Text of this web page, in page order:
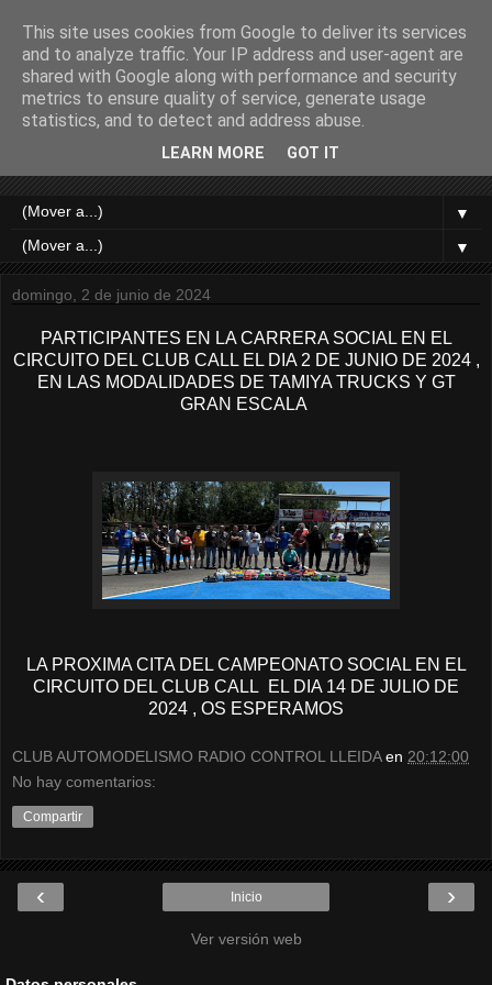
CLUB AUTOMODELISMO
RADIO CONTROL DE
▼
▼
domingo, 2 de junio de 2024
PARTICIPANTES EN LA CARRERA SOCIAL EN EL
CIRCUITO DEL CLUB CALL EL DIA 2 DE JUNIO DE 2024 ,
EN LAS MODALIDADES DE TAMIYA TRUCKS Y GT
GRAN ESCALA
LA PROXIMA CITA DEL CAMPEONATO SOCIAL EN EL
CIRCUITO DEL CLUB CALL EL DIA 14 DE JULIO DE
2024 , OS ESPERAMOS
CLUB AUTOMODELISMO RADIO CONTROL LLEIDA en 20:12:00
No hay comentarios:
Compartir
‹ ›
Inicio
Ver versión web
This site uses cookies from Google to deliver its services
and to analyze traffic. Your IP address and user-agent are
shared with Google along with performance and security
metrics to ensure quality of service, generate usage
statistics, and to detect and address abuse.
LEARN MORE GOT IT